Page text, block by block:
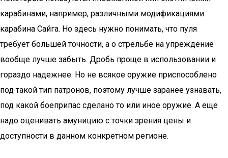
карабинами, например, различными модификациями
карабина Сайга. Но здесь нужно понимать, что пуля
требует большей точности, а о стрельбе на упреждение
вообще лучше забыть. Дробь проще в использовании и
гораздо надежнее. Но не всякое оружие приспособлено
под такой тип патронов, поэтому лучше заранее узнавать,
под какой боеприпас сделано то или иное оружие. А еще
надо оценивать амуницию с точки зрения цены и
доступности в данном конкретном регионе.